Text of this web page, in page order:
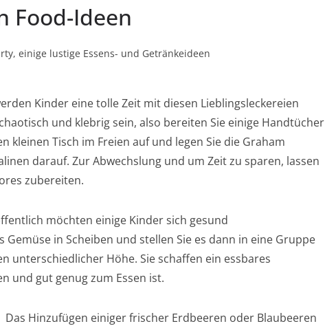
Food-Ideen
einige lustige Essens- und Getränkeideen
Kinder eine tolle Zeit mit diesen Lieblingsleckereien
und klebrig sein, also bereiten Sie einige Handtücher
kleinen Tisch im Freien auf und legen Sie die Graham
darauf. Zur Abwechslung und um Zeit zu sparen, lassen
zubereiten.
möchten einige Kinder sich gesund
Gemüse in Scheiben und stellen Sie es dann in eine Gruppe
unterschiedlicher Höhe. Sie schaffen ein essbares
und gut genug zum Essen ist.
Das Hinzufügen einiger frischer Erdbeeren oder Blaubeeren